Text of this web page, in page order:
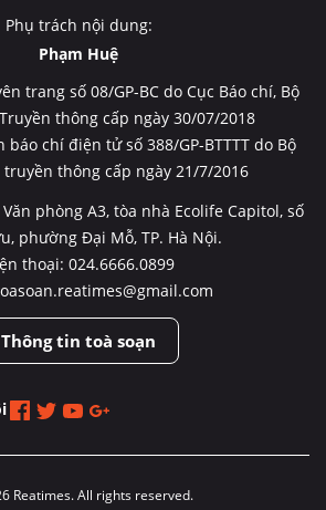
Phụ trách nội dung:
Phạm Huệ
trang số 08/GP-BC do Cục Báo chí, Bộ
thông cấp ngày 30/07/2018
chí điện tử số 388/GP-BTTTT do Bộ
thông cấp ngày 21/7/2016
phòng A3, tòa nhà Ecolife Capitol, số
phường Đại Mỗ, TP. Hà Nội.
thoại: 024.6666.0899
Thông tin toà soạn
Reatimes. All rights reserved.